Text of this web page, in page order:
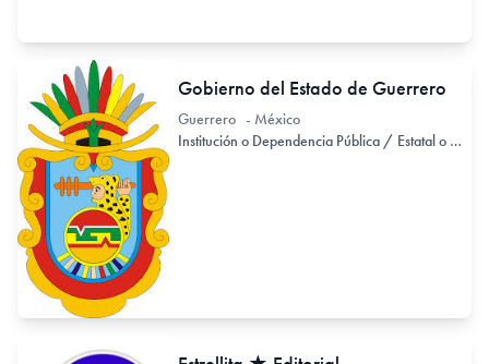
Gobierno del Estado de Guerrero
Guerrero - México
Institución o Dependencia Pública / Estatal o Provincial